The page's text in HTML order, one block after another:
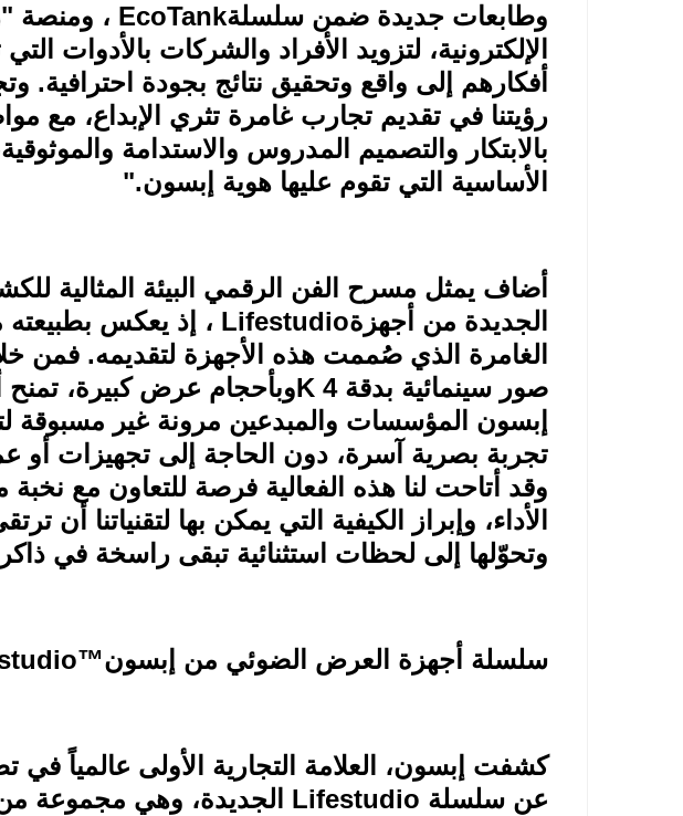
وطابعات جديدة ضمن سلسلةEcoTank ، ومنصة
الإلكترونية، لتزويد الأفراد والشركات بالأدوات
أفكارهم إلى واقع وتحقيق نتائج بجودة احترافية.
رؤيتنا في تقديم تجارب غامرة تثري الإبداع، مع
بالابتكار والتصميم المدروس والاستدامة والموثوقية،
الأساسية التي تقوم عليها هوية إبسون".
أضاف يمثل مسرح الفن الرقمي البيئة المثالية
الجديدة من أجهزةLifestudio ، إذ يعكس
الغامرة الذي صُممت هذه الأجهزة لتقديمه. فمن
صور سينمائية بدقة 4
Kوبأحجام عرض كبيرة،
إبسون المؤسسات والمبدعين مرونة غير مسبوقة
تجربة بصرية آسرة، دون الحاجة إلى تجهيزات أو
وقد أتاحت لنا هذه الفعالية فرصة للتعاون مع نخبة
الأداء، وإبراز الكيفية التي يمكن بها لتقنياتنا أن
وتحوّلها إلى لحظات استثنائية تبقى راسخة في
سلسلة أجهزة العرض الضوئي من إبسون
كشفت إبسون، العلامة التجارية الأولى عالمياً في
عن سلسلة Lifestudio الجديدة، وهي مجموعة